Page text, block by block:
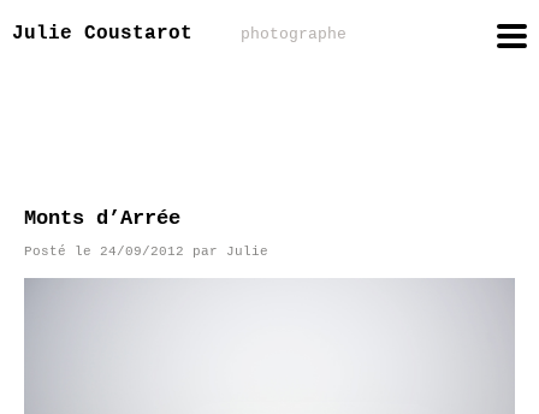
Julie Coustarot photographe
Monts d’Arrée
Posté le 24/09/2012 par Julie